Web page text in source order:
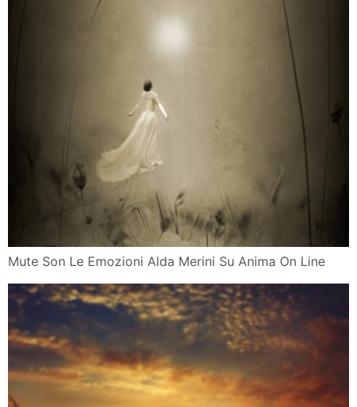
Mute Son Le Emozioni Alda Merini Su Anima On Line